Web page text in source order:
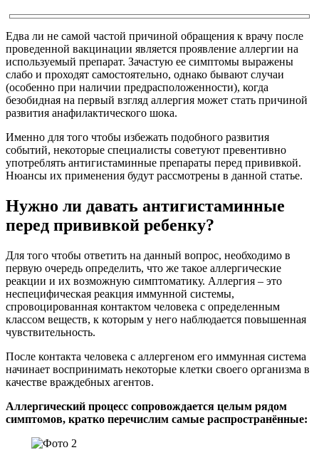
Едва ли не самой частой причиной обращения к врачу после
проведенной вакцинации является проявление аллергии на
используемый препарат. Зачастую ее симптомы выражены
слабо и проходят самостоятельно, однако бывают случаи
(особенно при наличии предрасположенности), когда
безобидная на первый взгляд аллергия может стать причиной
развития анафилактического шока.
Именно для того чтобы избежать подобного развития
событий, некоторые специалисты советуют превентивно
употреблять антигистаминные препараты перед прививкой.
Нюансы их применения будут рассмотрены в данной статье.
Нужно ли давать антигистаминные
перед прививкой ребенку?
Для того чтобы ответить на данный вопрос, необходимо в
первую очередь определить, что же такое аллергические
реакции и их возможную симптоматику. Аллергия – это
неспецифическая реакция иммунной системы,
спровоцированная контактом человека с определенным
классом веществ, к которым у него наблюдается повышенная
чувствительность.
После контакта человека с аллергеном его иммунная система
начинает воспринимать некоторые клетки своего организма в
качестве враждебных агентов.
Аллергический процесс сопровождается целым рядом
симптомов, кратко перечислим самые распространённые: